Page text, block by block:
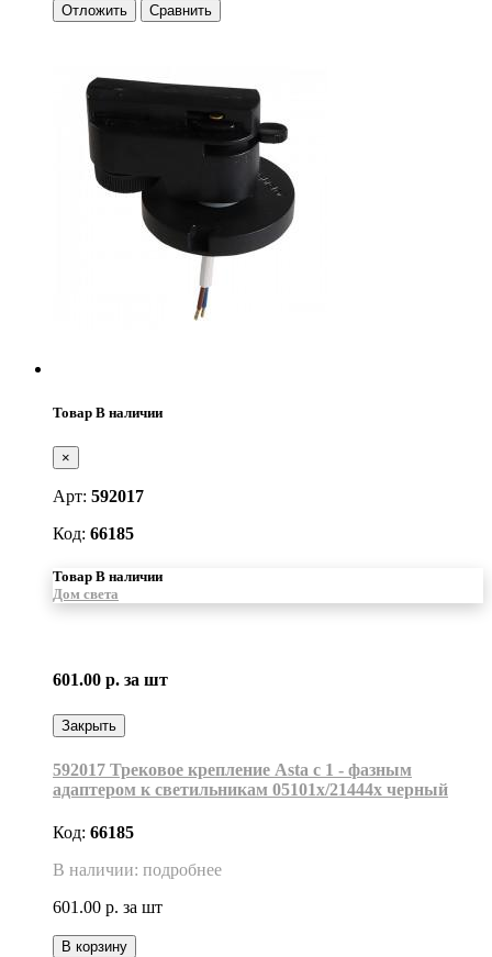
Отложить
Сравнить
Товар В наличии
×
Арт: 592017
Код: 66185
Товар В наличии
Дом света
601.00 р. за шт
Закрыть
592017 Трековое крепление Asta с 1 - фазным
адаптером к светильникам 05101х/21444х черный
Код: 66185
В наличии: подробнее
601.00 р. за шт
В корзину